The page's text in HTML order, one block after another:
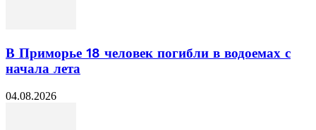
В Приморье 18 человек погибли в водоемах с
начала лета
04.08.2026